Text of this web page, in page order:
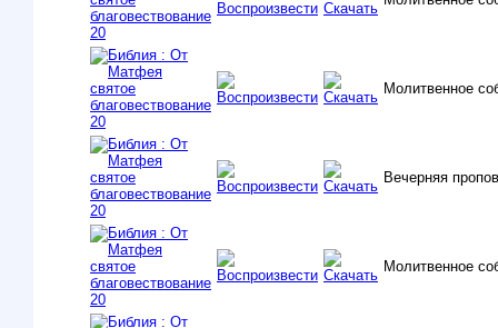
Молитвенное
Вечерняя
Молитвенное